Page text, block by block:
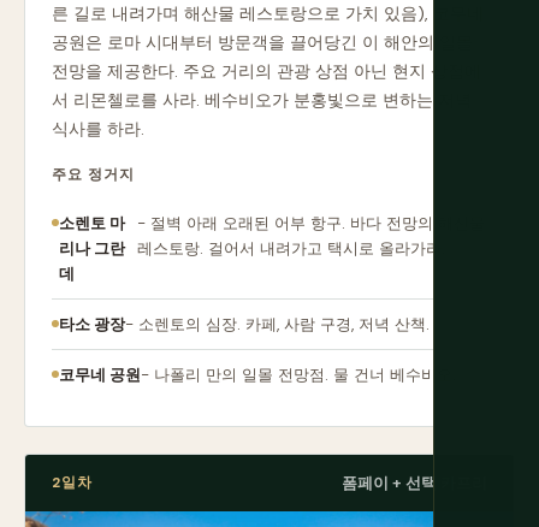
른 길로 내려가며 해산물 레스토랑으로 가치 있음), 코무네
공원은 로마 시대부터 방문객을 끌어당긴 이 해안의 일몰
전망을 제공한다. 주요 거리의 관광 상점 아닌 현지 상점에
서 리몬첼로를 사라. 베수비오가 분홍빛으로 변하는 저녁
식사를 하라.
주요 정거지
소렌토 마
리나 그란
데
- 절벽 아래 오래된 어부 항구. 바다 전망의 해산물
레스토랑. 걸어서 내려가고 택시로 올라가라.
타소 광장- 소렌토의 심장. 카페, 사람 구경, 저녁 산책.
코무네 공원- 나폴리 만의 일몰 전망점. 물 건너 베수비오.
2일차 폼페이 + 선택 카프리